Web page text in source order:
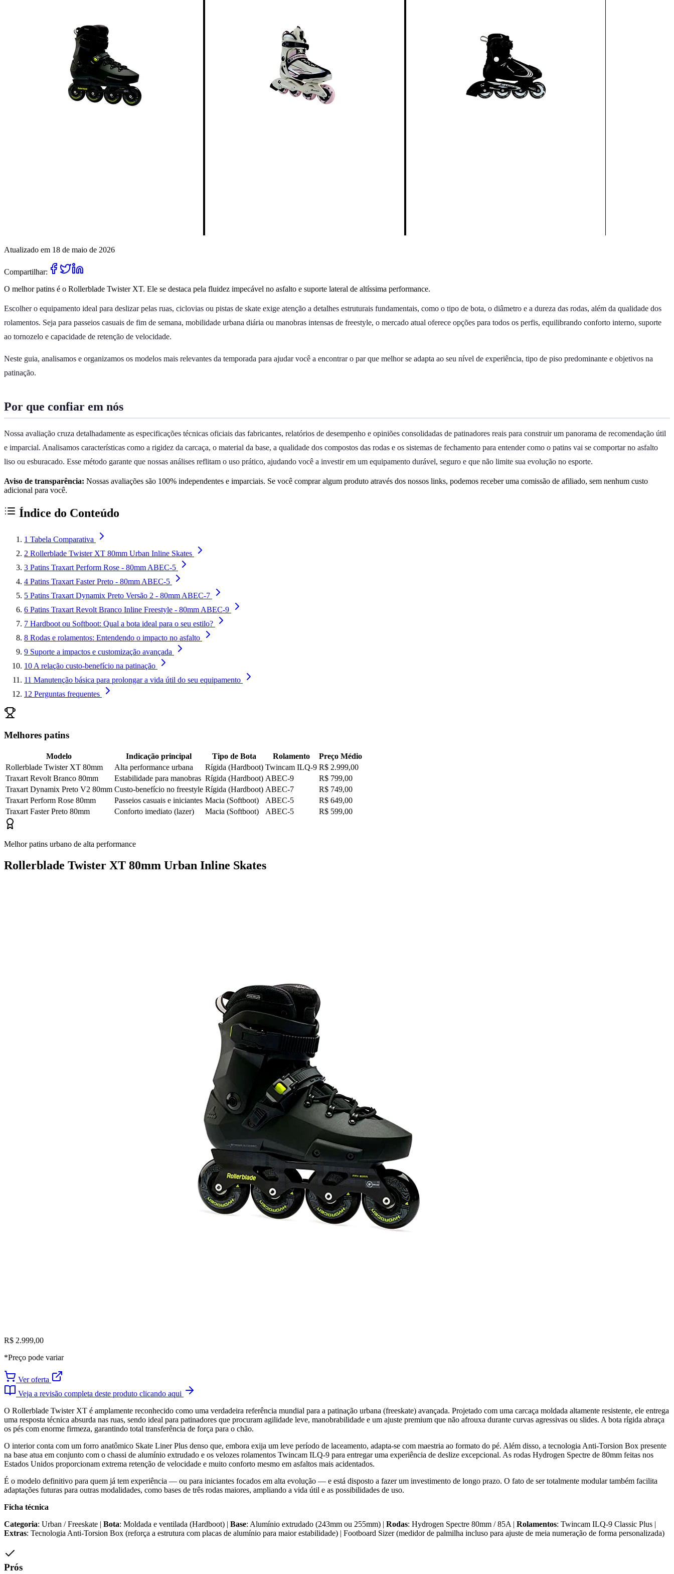
Atualizado em 18 de maio de 2026
Compartilhar:
O melhor patins é o Rollerblade Twister XT. Ele se destaca pela fluidez impecável no asfalto e suporte lateral de altíssima performance.
Escolher o equipamento ideal para deslizar pelas ruas, ciclovias ou pistas de skate exige atenção a detalhes estruturais fundamentais, como o tipo de bota, o diâmetro e a dureza das rodas, além da qualidade dos
rolamentos. Seja para passeios casuais de fim de semana, mobilidade urbana diária ou manobras intensas de freestyle, o mercado atual oferece opções para todos os perfis, equilibrando conforto interno, suporte
ao tornozelo e capacidade de retenção de velocidade.
Neste guia, analisamos e organizamos os modelos mais relevantes da temporada para ajudar você a encontrar o par que melhor se adapta ao seu nível de experiência, tipo de piso predominante e objetivos na
patinação.
Por que confiar em nós
Nossa avaliação cruza detalhadamente as especificações técnicas oficiais das fabricantes, relatórios de desempenho e opiniões consolidadas de patinadores reais para construir um panorama de recomendação útil
e imparcial. Analisamos características como a rigidez da carcaça, o material da base, a qualidade dos compostos das rodas e os sistemas de fechamento para entender como o patins vai se comportar no asfalto
liso ou esburacado. Esse método garante que nossas análises reflitam o uso prático, ajudando você a investir em um equipamento durável, seguro e que não limite sua evolução no esporte.
Aviso de transparência: Nossas avaliações são 100% independentes e imparciais. Se você comprar algum produto através dos nossos links, podemos receber uma comissão de afiliado, sem nenhum custo
adicional para você.
Índice do Conteúdo
1 Tabela Comparativa
2 Rollerblade Twister XT 80mm Urban Inline Skates
3 Patins Traxart Perform Rose - 80mm ABEC-5
4 Patins Traxart Faster Preto - 80mm ABEC-5
5 Patins Traxart Dynamix Preto Versão 2 - 80mm ABEC-7
6 Patins Traxart Revolt Branco Inline Freestyle - 80mm ABEC-9
7 Hardboot ou Softboot: Qual a bota ideal para o seu estilo?
8 Rodas e rolamentos: Entendendo o impacto no asfalto
9 Suporte a impactos e customização avançada
10 A relação custo-benefício na patinação
11 Manutenção básica para prolongar a vida útil do seu equipamento
12 Perguntas frequentes
Melhores patins
Modelo Indicação principal Tipo de Bota Rolamento
Preço Médio
Rollerblade Twister XT 80mm
Alta performance urbana Rígida (Hardboot) Twincam ILQ-9 R$ 2.999,00
Traxart Revolt Branco 80mm
Estabilidade para manobras Rígida (Hardboot) ABEC-9
R$ 799,00
Traxart Dynamix Preto V2 80mm Custo-benefício no freestyle Rígida (Hardboot) ABEC-7
R$ 749,00
Traxart Perform Rose 80mm
Passeios casuais e iniciantes Macia (Softboot) ABEC-5
R$ 649,00
Traxart Faster Preto 80mm
Conforto imediato (lazer) Macia (Softboot) ABEC-5 R$ 599,00
Melhor patins urbano de alta performance
Rollerblade Twister XT 80mm Urban Inline Skates
R$ 2.999,00
*Preço pode variar
Ver oferta
Veja a revisão completa deste produto clicando aqui
O Rollerblade Twister XT é amplamente reconhecido como uma verdadeira referência mundial para a patinação urbana (freeskate) avançada. Projetado com uma carcaça moldada altamente resistente, ele entrega
uma resposta técnica absurda nas ruas, sendo ideal para patinadores que procuram agilidade leve, manobrabilidade e um ajuste premium que não afrouxa durante curvas agressivas ou slides. A bota rígida abraça
os pés com enorme firmeza, garantindo total transferência de força para o chão.
O interior conta com um forro anatômico Skate Liner Plus denso que, embora exija um leve período de laceamento, adapta-se com maestria ao formato do pé. Além disso, a tecnologia Anti-Torsion Box presente
na base atua em conjunto com o chassi de alumínio extrudado e os velozes rolamentos Twincam ILQ-9 para entregar uma experiência de deslize excepcional. As rodas Hydrogen Spectre de 80mm feitas nos
Estados Unidos proporcionam extrema retenção de velocidade e muito conforto mesmo em asfaltos mais acidentados.
É o modelo definitivo para quem já tem experiência — ou para iniciantes focados em alta evolução — e está disposto a fazer um investimento de longo prazo. O fato de ser totalmente modular também facilita
adaptações futuras para outras modalidades, como bases de três rodas maiores, ampliando a vida útil e as possibilidades de uso.
Ficha técnica
Categoria: Urban / Freeskate | Bota: Moldada e ventilada (Hardboot) | Base: Alumínio extrudado (243mm ou 255mm) | Rodas: Hydrogen Spectre 80mm / 85A | Rolamentos: Twincam ILQ-9 Classic Plus |
Extras: Tecnologia Anti-Torsion Box (reforça a estrutura com placas de alumínio para maior estabilidade) | Footboard Sizer (medidor de palmilha incluso para ajuste de meia numeração de forma personalizada)
Prós